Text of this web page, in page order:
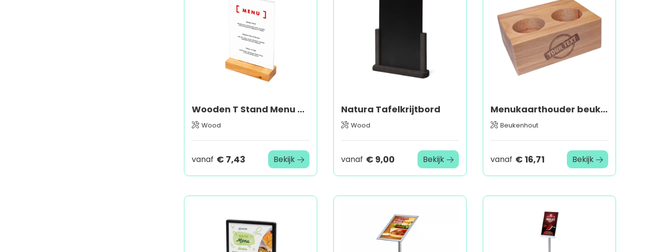
Wooden T Stand Menu Holder
Wood
vanaf € 7,43 Bekijk
Natura Tafelkrijtbord
Wood
vanaf € 9,00 Bekijk
Menukaarthouder beuken met uitsparingen A6
Beukenhout
vanaf € 16,71 Bekijk